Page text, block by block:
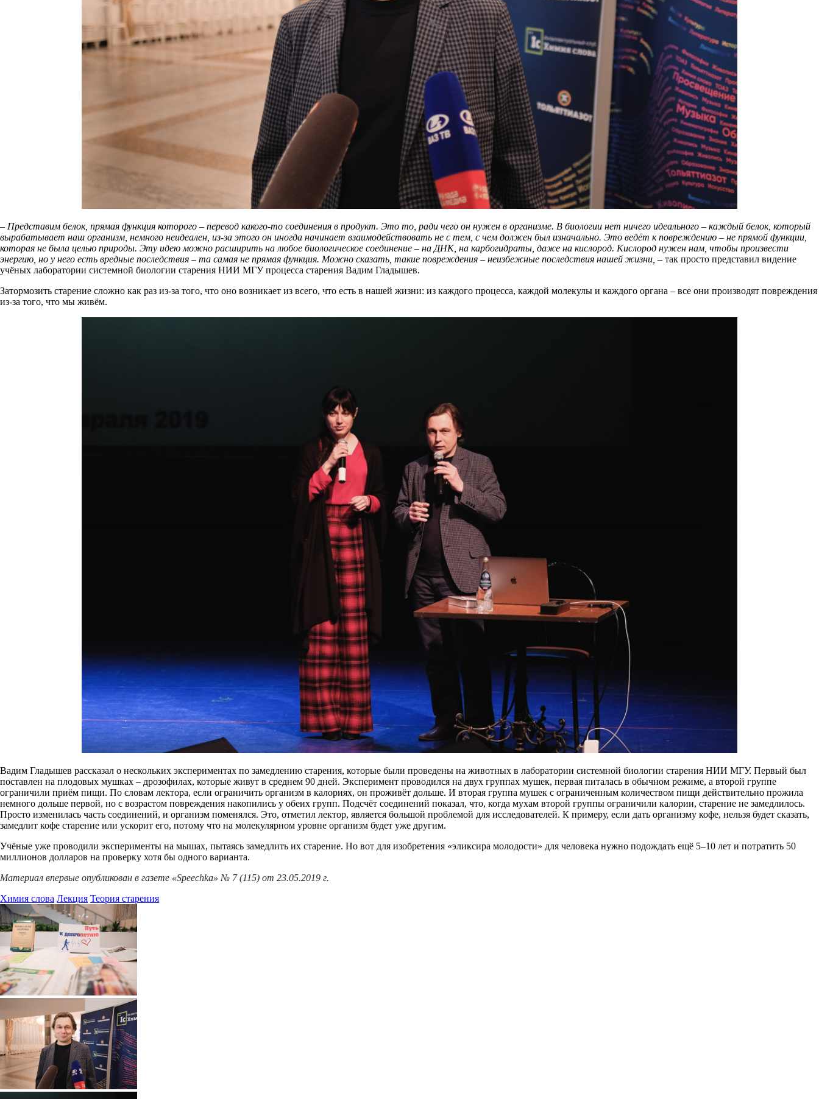
– Представим белок, прямая функция которого – перевод какого-то соединения в продукт. Это то, ради чего он нужен в организме. В биологии нет ничего идеального – каждый белок, который
вырабатывает наш организм, немного неидеален, из-за этого он иногда начинает взаимодействовать не с тем, с чем должен был изначально. Это ведёт к повреждению – не прямой функции,
которая не была целью природы. Эту идею можно расширить на любое биологическое соединение – на ДНК, на карбогидраты, даже на кислород. Кислород нужен нам, чтобы произвести
энергию, но у него есть вредные последствия – та самая не прямая функция. Можно сказать, такие повреждения – неизбежные последствия нашей жизни, – так просто представил видение
учёных лаборатории системной биологии старения НИИ МГУ процесса старения Вадим Гладышев.
Затормозить старение сложно как раз из-за того, что оно возникает из всего, что есть в нашей жизни: из каждого процесса, каждой молекулы и каждого органа – все они производят повреждения
из-за того, что мы живём.
Вадим Гладышев рассказал о нескольких экспериментах по замедлению старения, которые были проведены на животных в лаборатории системной биологии старения НИИ МГУ. Первый был
поставлен на плодовых мушках – дрозофилах, которые живут в среднем 90 дней. Эксперимент проводился на двух группах мушек, первая питалась в обычном режиме, а второй группе
ограничили приём пищи. По словам лектора, если ограничить организм в калориях, он проживёт дольше. И вторая группа мушек с ограниченным количеством пищи действительно прожила
немного дольше первой, но с возрастом повреждения накопились у обеих групп. Подсчёт соединений показал, что, когда мухам второй группы ограничили калории, старение не замедлилось.
Просто изменилась часть соединений, и организм поменялся. Это, отметил лектор, является большой проблемой для исследователей. К примеру, если дать организму кофе, нельзя будет сказать,
замедлит кофе старение или ускорит его, потому что на молекулярном уровне организм будет уже другим.
Учёные уже проводили эксперименты на мышах, пытаясь замедлить их старение. Но вот для изобретения «эликсира молодости» для человека нужно подождать ещё 5–10 лет и потратить 50
миллионов долларов на проверку хотя бы одного варианта.
Материал впервые опубликован в газете «Speechka» № 7 (115) от 23.05.2019 г.
Химия слова Лекция Теория старения